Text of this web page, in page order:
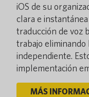
iOS de su
clara e
traducción de voz
trabajo eliminando
independiente.
implementación
MÁS